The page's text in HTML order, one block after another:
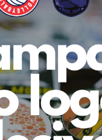
dimenticato?